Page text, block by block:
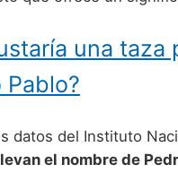
una
Pablo?
datos del Instituto
el nombre de